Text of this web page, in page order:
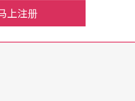
真看得到眼前演员，怎么可能
的位置？同样地，设计也因为
快将舞台定案，不然剧本写不
上注册